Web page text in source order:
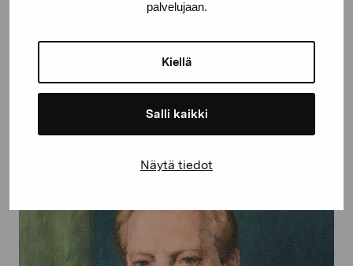
palvelujaan.
Kiellä
Salli kaikki
Näytä tiedot
Interiör med flicka